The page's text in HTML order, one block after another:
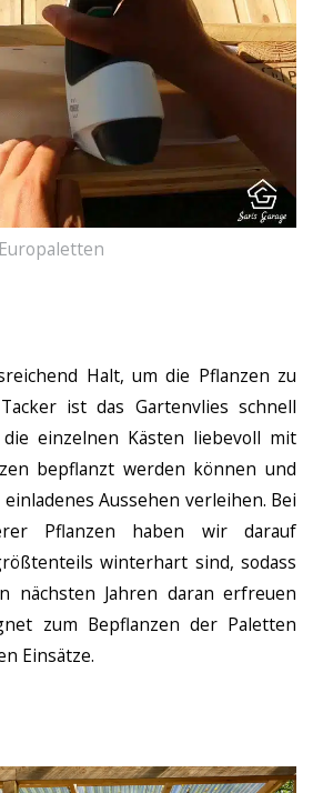
Halt, um die Pflanzen zu
ist das Gartenvlies schnell
einzelnen Kästen liebevoll mit
bepflanzt werden können und
Aussehen verleihen. Bei
Pflanzen haben wir darauf
winterhart sind, sodass
nächsten Jahren daran erfreuen
zum Bepflanzen der Paletten
Einsätze.